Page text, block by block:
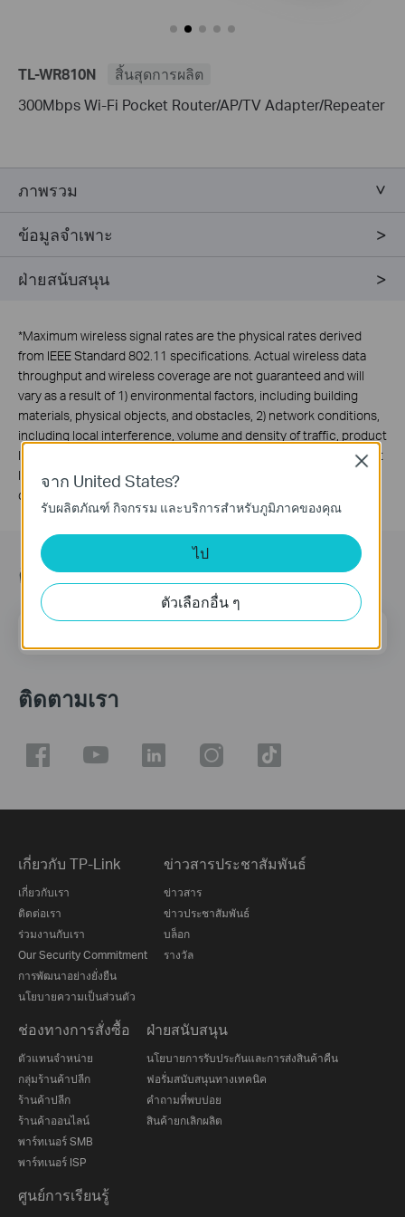
TL-WR810N
สิ้นสุดการผลิต
300Mbps Wi-Fi Pocket Router/AP/TV Adapter/Repeater
ภาพรวม
ข้อมูลจำเพาะ
ฝ่ายสนับสนุน
*Maximum wireless signal rates are the physical rates derived
from IEEE Standard 802.11 specifications. Actual wireless data
throughput and wireless coverage are not guaranteed and will
vary as a result of 1) environmental factors, including building
materials, physical objects, and obstacles, 2) network conditions,
including local interference, volume and density of traffic, product
location, network complexity, and network overhead, and 3) client
limitations, including rated performance, location, connection,
quality, and client condition.
ติดตามข้อมูลข่าวสาร
ติดตามเรา
เกี่ยวกับ TP-Link
เกี่ยวกับเรา
ติดต่อเรา
ร่วมงานกับเรา
Our Security Commitment
การพัฒนาอย่างยั่งยืน
นโยบายความเป็นส่วนตัว
ข่าวสารประชาสัมพันธ์
ข่าวสาร
ข่าวประชาสัมพันธ์
บล็อก
รางวัล
ช่องทางการสั่งซื้อ
ตัวแทนจำหน่าย
กลุ่มร้านค้าปลีก
ร้านค้าปลีก
ร้านค้าออนไลน์
พาร์ทเนอร์ SMB
พาร์ทเนอร์ ISP
ฝ่ายสนับสนุน
นโยบายการรับประกันและการส่งสินค้าคืน
ฟอรั่มสนับสนุนทางเทคนิค
คำถามที่พบบ่อย
สินค้ายกเลิกผลิต
ศูนย์การเรียนรู้
จาก United States?
รับผลิตภัณฑ์ กิจกรรม และบริการสำหรับภูมิภาคของคุณ
ไป
ตัวเลือกอื่น ๆ
Close